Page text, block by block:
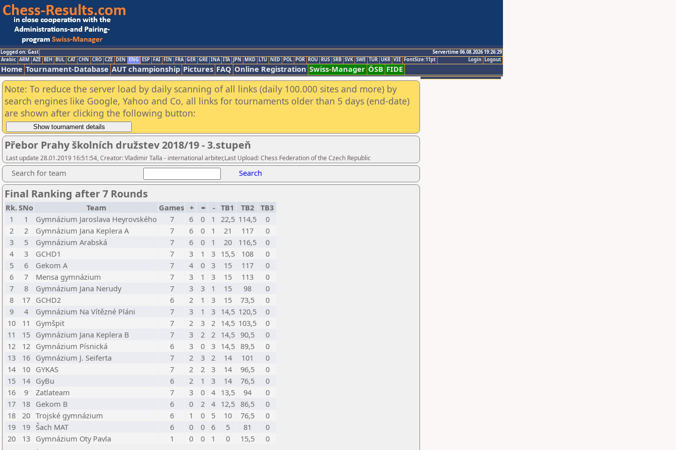
Logged on: Gast
Servertime 06.08.2026 19:26:29
Logout
Login
Arabic ARM AZE BIH BUL CAT CHN CRO CZE DEN ENG ESP FAI FIN FRA GER GRE INA ITA JPN MKD LTU NED POL POR ROU RUS SRB SVK SWE TUR UKR VIE FontSize:11pt
Home Tournament-Database AUT championship Pictures FAQ Online Registration Swiss-Manager ÖSB FIDE
Note: To reduce the server load by daily scanning of all links (daily 100.000 sites and more) by
search engines like Google, Yahoo and Co, all links for tournaments older than 5 days (end-date)
are shown after clicking the following button:
Přebor Prahy školních družstev 2018/19 - 3.stupeň
Last update 28.01.2019 16:51:54, Creator: Vladimir Talla - international arbiter,Last Upload: Chess Federation of the Czech Republic
Search for team Search
Final Ranking after 7 Rounds
Rk.SNo Team Games + = - TB1 TB2
TB3
1
1 Gymnázium Jaroslava Heyrovského 7 6 0 1 22,5 114,5
0
2
2 Gymnázium Jana Keplera A 7 6 0 1 21 117
0
3
5 Gymnázium Arabská 7 6 0 1 20 116,5
0
4
3 GCHD1 7 3 1 3 15,5 108
0
5
6 Gekom A 7 4 0 3 15 117
0
6
7 Mensa gymnázium 7 3 1 3 15 113
0
7
8 Gymnázium Jana Nerudy 7 3 3 1 15 98
0
8
17 GCHD2 6 2 1 3 15 73,5
0
9
4 Gymnázium Na Vítězné Pláni 7 3 1 3 14,5 120,5
0
10
11 Gymšpit 7 2 3 2 14,5 103,5
0
11
15 Gymnázium Jana Keplera B 7 3 2 2 14,5 90,5
0
12
12 Gymnázium Písnická 6 3 0 3 14,5 89,5
0
13
16 Gymnázium J. Seiferta 7 2 3 2 14 101
0
14
10 GYKAS 7 2 2 3 14 96,5
0
15
14 GyBu 6 2 1 3 14 76,5
0
16
9 Zatlateam 7 3 0 4 13,5 94
0
17
18 Gekom B 6 0 2 4 12,5 86,5
0
18
20 Trojské gymnázium 6 1 0 5 10 76,5
0
19
19 Šach MAT 6 0 0 6 5 81
0
20
13 Gymnázium Oty Pavla 1 0 0 1 0 15,5
0